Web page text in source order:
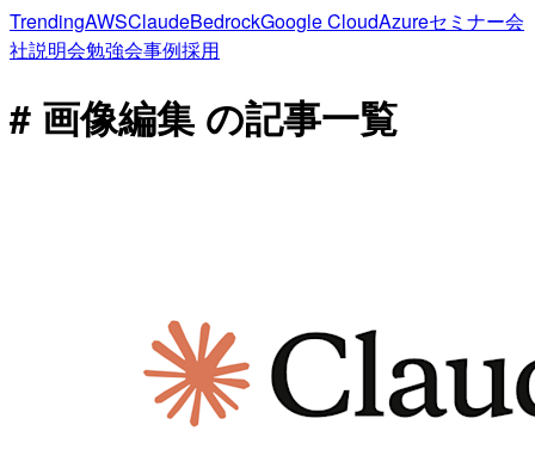
TrendingAWSClaudeBedrockGoogle CloudAzureセミナー会
社説明会勉強会事例採用
# 画像編集 の記事一覧